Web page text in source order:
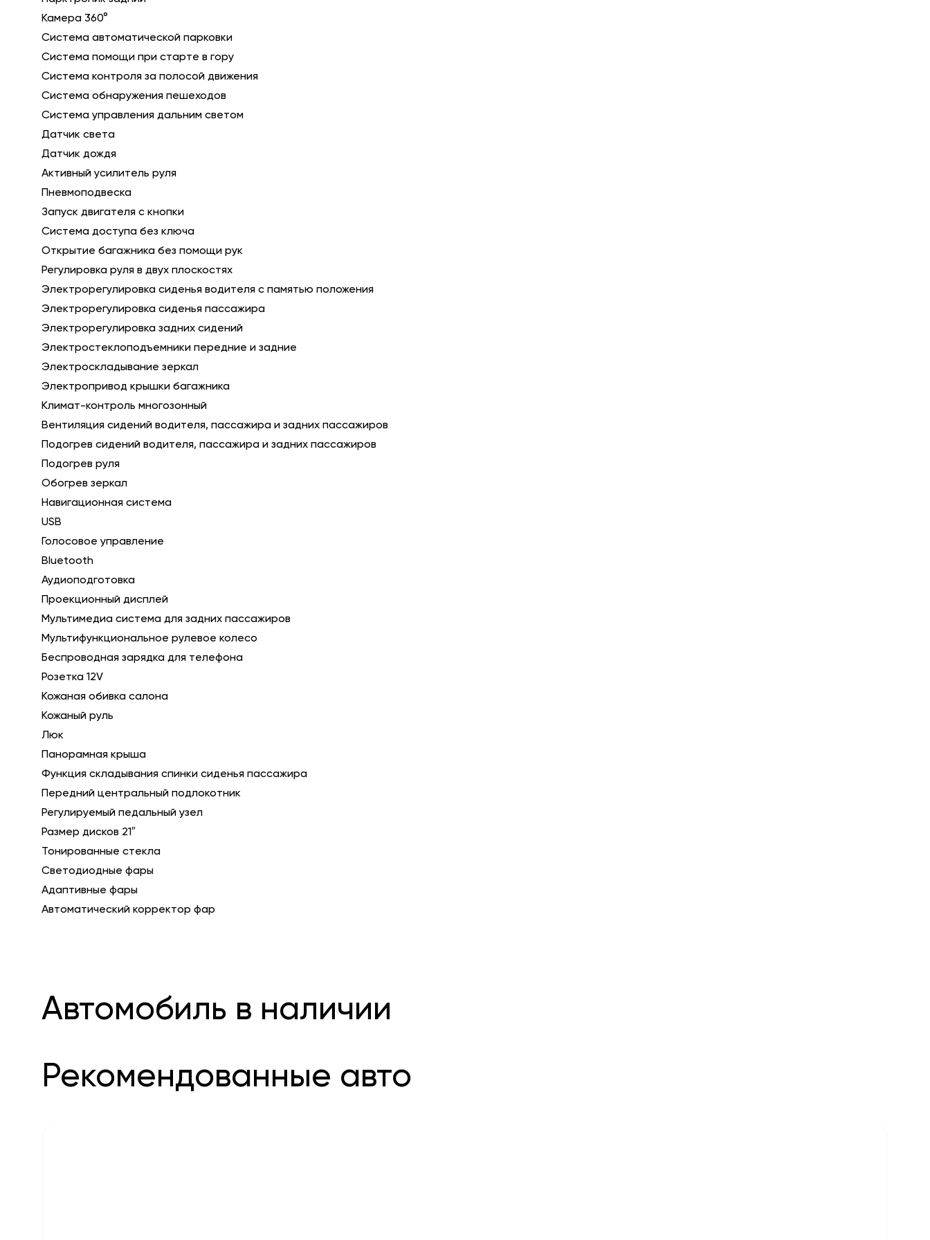
Камера 360°
Система автоматической парковки
Система помощи при старте в гору
Система контроля за полосой движения
Система обнаружения пешеходов
Система управления дальним светом
Датчик света
Датчик дождя
Активный усилитель руля
Пневмоподвеска
Запуск двигателя с кнопки
Система доступа без ключа
Открытие багажника без помощи рук
Регулировка руля в двух плоскостях
Электрорегулировка сиденья водителя с памятью положения
Электрорегулировка сиденья пассажира
Электрорегулировка задних сидений
Электростеклоподъемники передние и задние
Электроскладывание зеркал
Электропривод крышки багажника
Климат-контроль многозонный
Вентиляция сидений водителя, пассажира и задних пассажиров
Подогрев сидений водителя, пассажира и задних пассажиров
Подогрев руля
Обогрев зеркал
Навигационная система
USB
Голосовое управление
Bluetooth
Аудиоподготовка
Проекционный дисплей
Мультимедиа система для задних пассажиров
Мультифункциональное рулевое колесо
Беспроводная зарядка для телефона
Розетка 12V
Кожаная обивка салона
Кожаный руль
Люк
Панорамная крыша
Функция складывания спинки сиденья пассажира
Передний центральный подлокотник
Регулируемый педальный узел
Размер дисков 21″
Тонированные стекла
Светодиодные фары
Адаптивные фары
Автоматический корректор фар
Автомобиль в наличии
Рекомендованные авто